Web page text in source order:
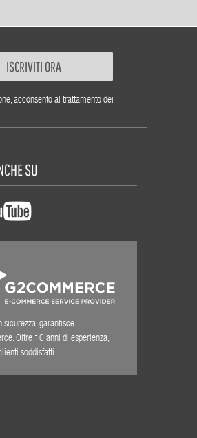
ISCRIVITI ORA
acconsento al trattamento dei
SU
sicurezza, garantisce
Oltre 10 anni di esperienza,
soddisfatti